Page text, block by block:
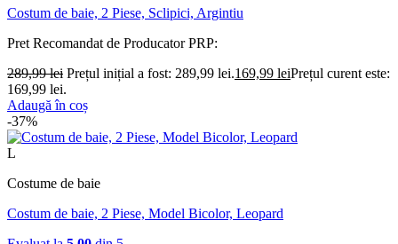
Costum de baie, 2 Piese, Sclipici, Argintiu
Pret Recomandat de ProducatorPRP:
289,99lei Prețul inițial a fost: 289,99 lei.169,99 leiPrețul curent este:
169,99 lei.
Adaugă în coș
-37%
L
Costume de baie
Costum de baie, 2 Piese, Model Bicolor, Leopard